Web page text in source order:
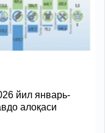
йил январь-
алоқаси